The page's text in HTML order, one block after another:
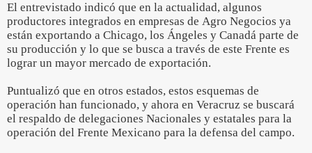
El entrevistado indicó que en la actualidad, algunos
productores integrados en empresas de Agro Negocios ya
están exportando a Chicago, los Ángeles y Canadá parte de
su producción y lo que se busca a través de este Frente es
lograr un mayor mercado de exportación.
Puntualizó que en otros estados, estos esquemas de
operación han funcionado, y ahora en Veracruz se buscará
el respaldo de delegaciones Nacionales y estatales para la
operación del Frente Mexicano para la defensa del campo.